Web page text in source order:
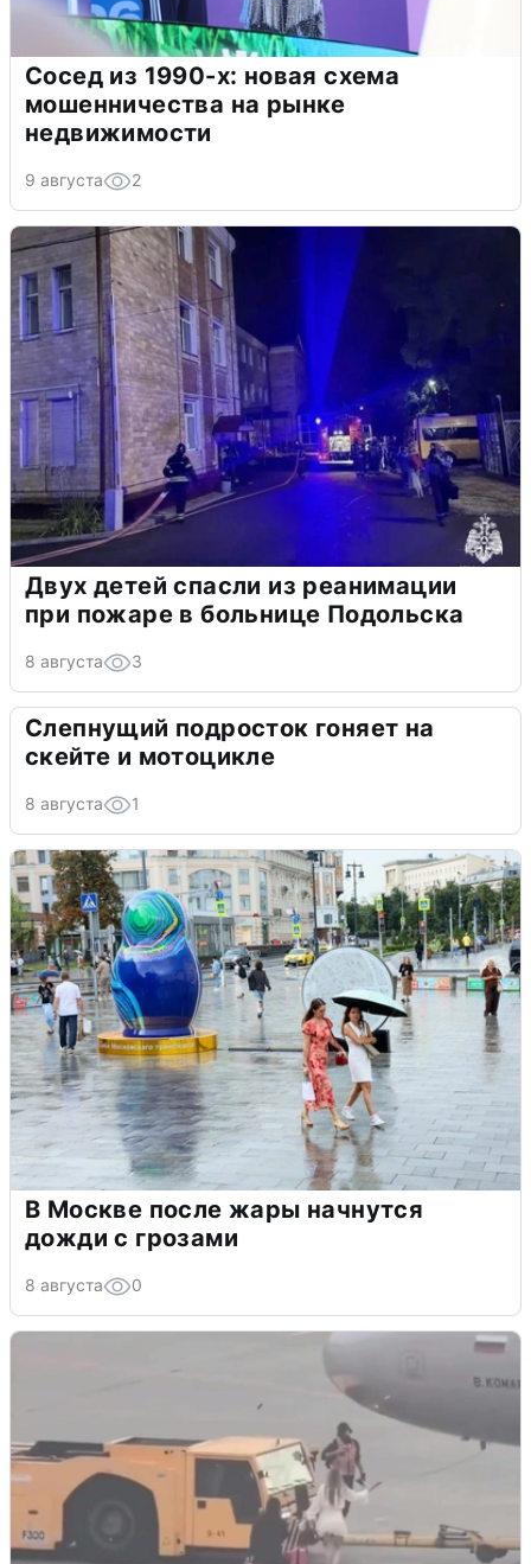
Сосед из 1990-х: новая схема
мошенничества на рынке
недвижимости
9 августа 2
Двух детей спасли из реанимации
при пожаре в больнице Подольска
8 августа 3
Слепнущий подросток гоняет на
скейте и мотоцикле
8 августа 1
В Москве после жары начнутся
дожди с грозами
8 августа 0